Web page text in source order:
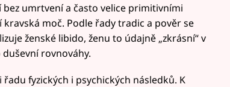
umrtvení a často velice primitivními
moč. Podle řady tradic a pověr se
ženské libido, ženu to údajně „zkrásní“ v
rovnováhy.
fyzických i psychických následků. K